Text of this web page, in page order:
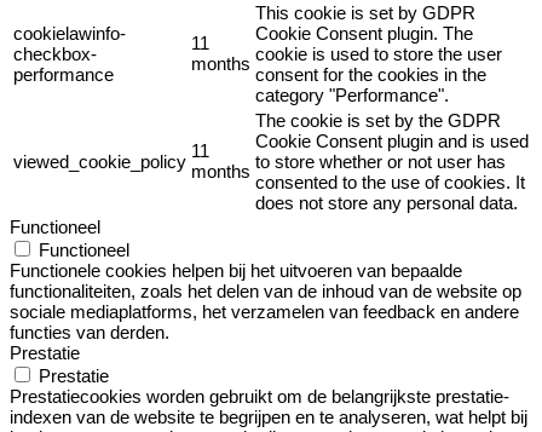
cookielawinfo-
checkbox-
performance
11
months
This cookie is set by GDPR
Cookie Consent plugin. The
cookie is used to store the user
consent for the cookies in the
category "Performance".
viewed_cookie_policy
11
months
The cookie is set by the GDPR
Cookie Consent plugin and is used
to store whether or not user has
consented to the use of cookies. It
does not store any personal data.
Functioneel
Functioneel
Functionele cookies helpen bij het uitvoeren van bepaalde
functionaliteiten, zoals het delen van de inhoud van de website op
sociale mediaplatforms, het verzamelen van feedback en andere
functies van derden.
Prestatie
Prestatie
Prestatiecookies worden gebruikt om de belangrijkste prestatie-
indexen van de website te begrijpen en te analyseren, wat helpt bij